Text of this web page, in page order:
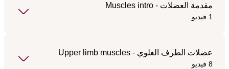
مقدمة العضلات - Muscles intro
1 فيديو
عضلات الطرف العلوي - Upper limb muscles
8 فيديو